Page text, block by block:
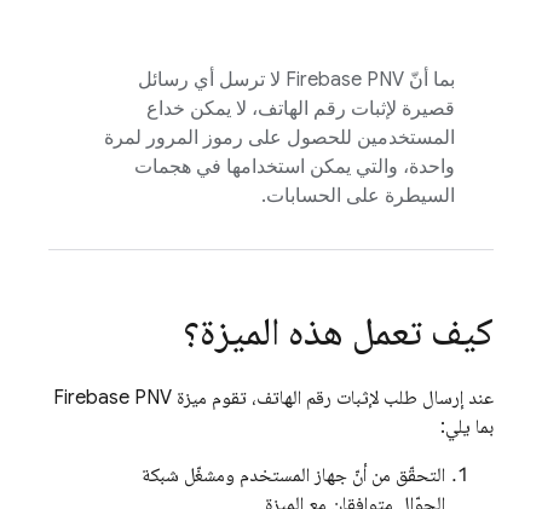
بما أنّ Firebase PNV لا ترسل أي رسائل
قصيرة لإثبات رقم الهاتف، لا يمكن خداع
المستخدمين للحصول على رموز المرور لمرة
واحدة، والتي يمكن استخدامها في هجمات
السيطرة على الحسابات.
كيف تعمل هذه الميزة؟
عند إرسال طلب لإثبات رقم الهاتف، تقوم ميزة Firebase PNV
بما يلي:
التحقّق من أنّ جهاز المستخدم ومشغّل شبكة
الجوّال متوافقان مع الميزة